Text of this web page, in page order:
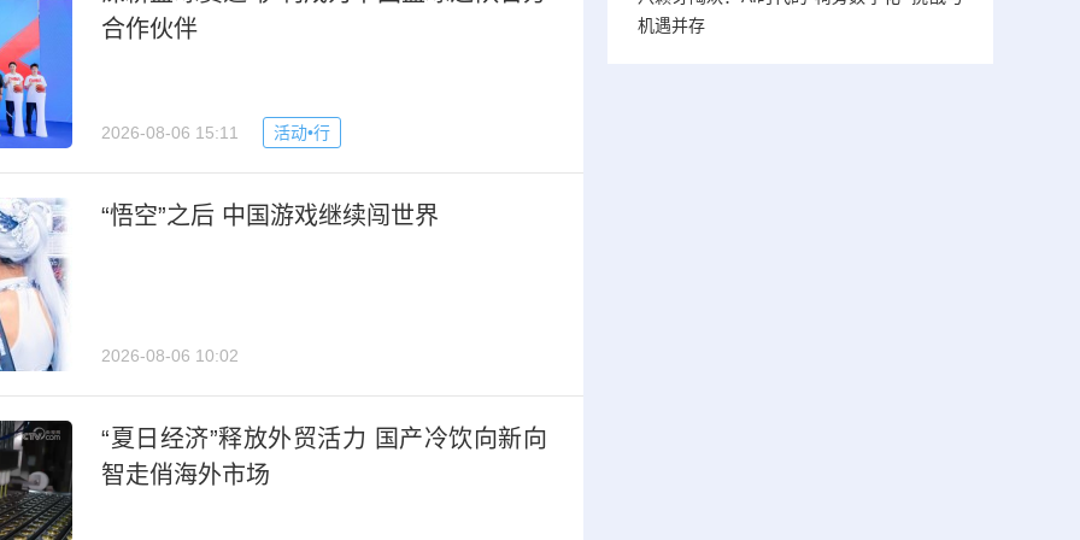
合作伙伴
2026-08-06 15:11 活动•行
“悟空”之后 中国游戏继续闯世界
2026-08-06 10:02
“夏日经济”释放外贸活力 国产冷饮向新向
智走俏海外市场
机遇并存